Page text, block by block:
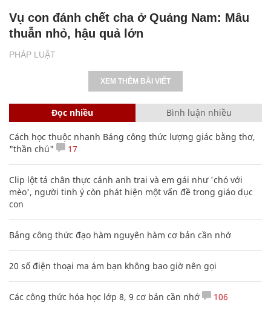
PHÁP LUẬT
Vụ con đánh chết cha ở Quảng Nam: Mâu
thuẫn nhỏ, hậu quả lớn
XEM THÊM BÀI VIẾT
Đọc nhiều Bình luận nhiều
Cách học thuộc nhanh Bảng công thức lượng giác bằng thơ,
"thần chú"
17
Clip lột tả chân thực cảnh anh trai và em gái như 'chó với
mèo', người tinh ý còn phát hiện một vấn đề trong giáo dục
con
Bảng công thức đạo hàm nguyên hàm cơ bản cần nhớ
20 số điện thoại ma ám bạn không bao giờ nên gọi
Các công thức hóa học lớp 8, 9 cơ bản cần nhớ 106